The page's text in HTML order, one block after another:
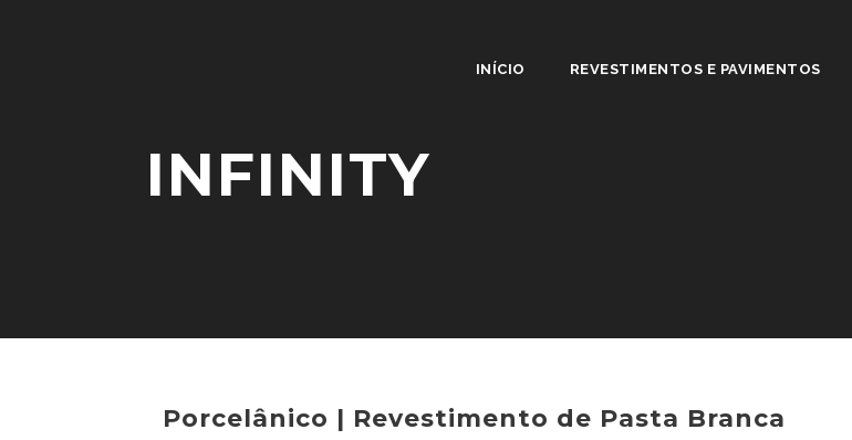
INÍCIO REVESTIMENTOS E PAVIMENTOS
INFINITY
Porcelânico | Revestimento de Pasta Branca